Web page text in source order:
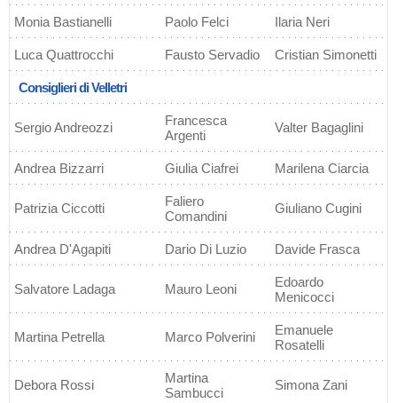
Monia Bastianelli Paolo Felci Ilaria Neri
Luca Quattrocchi Fausto Servadio Cristian Simonetti
Consiglieri di Velletri
Sergio Andreozzi
Francesca
Argenti
Valter Bagaglini
Andrea Bizzarri Giulia Ciafrei Marilena Ciarcia
Patrizia Ciccotti
Faliero
Comandini
Giuliano Cugini
Andrea D'Agapiti Dario Di Luzio Davide Frasca
Salvatore Ladaga Mauro Leoni
Edoardo
Menicocci
Martina Petrella Marco Polverini
Emanuele
Rosatelli
Debora Rossi
Martina
Sambucci
Simona Zani